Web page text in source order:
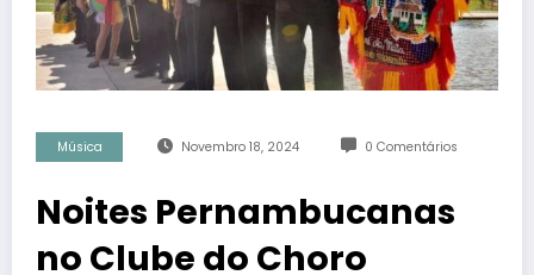
Música Novembro 18, 2024 0 Comentários
Noites Pernambucanas
no Clube do Choro